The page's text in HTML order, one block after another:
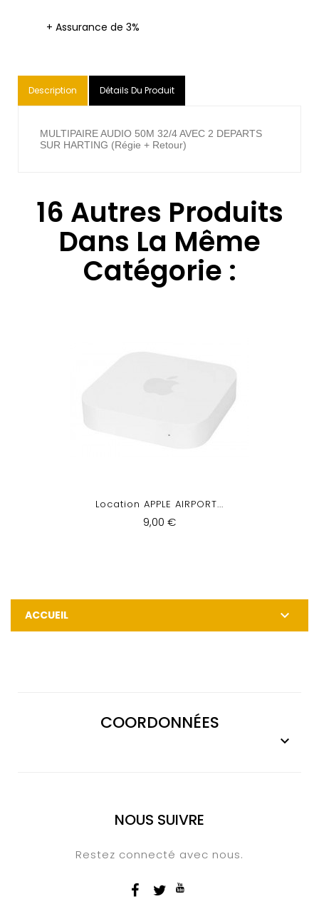
+ Assurance de 3%
Description Détails Du Produit
MULTIPAIRE AUDIO 50M 32/4 AVEC 2 DEPARTS
SUR HARTING (Régie + Retour)
16 Autres Produits
Dans La Même
Catégorie :
Location APPLE AIRPORT...
9,00 €
ACCUEIL 
COORDONNÉES

NOUS SUIVRE
Restez connecté avec nous.